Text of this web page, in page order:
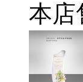
本店